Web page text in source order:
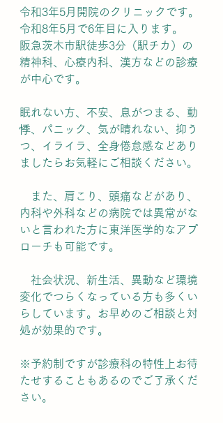
令和3年5月開院のクリニックです。
令和8年5月で6年目に入ります。
阪急茨木市駅徒歩3分（駅チカ）の
精神科、心療内科、漢方などの診療
が中心です。
眠れない方、不安、息がつまる、動
悸、パニック、気が晴れない、抑う
つ、イライラ、全身倦怠感などあり
ましたらお気軽にご相談ください。
また、肩こり、頭痛などがあり、
内科や外科などの病院では異常がな
いと言われた方に東洋医学的なアプ
ローチも可能です。
社会状況、新生活、異動など環境
変化でつらくなっている方も多くい
らしています。お早めのご相談と対
処が効果的です。
※予約制ですが診療科の特性上お待
たせすることもあるのでご了承くだ
さい。